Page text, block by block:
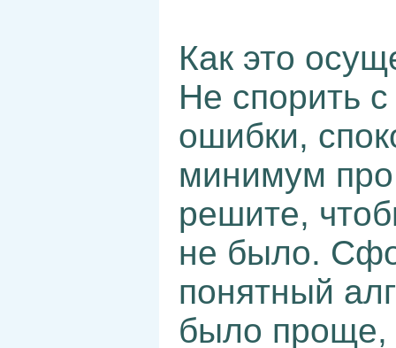
Как это
Не спорить
ошибки,
минимум
решите,
не было.
понятный
было проще,